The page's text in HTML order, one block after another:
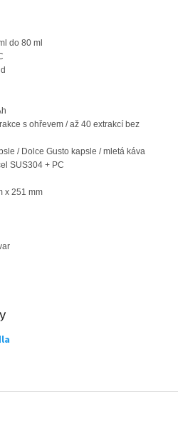
do 80 ml
s ohřevem / až 40 extrakcí bez
/ Dolce Gusto kapsle / mletá káva
SUS304 + PC
x 251 mm